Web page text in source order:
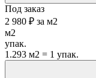
Под заказ
2 980 ₽ за м2
м2
упак.
1.293 м2 = 1 упак.